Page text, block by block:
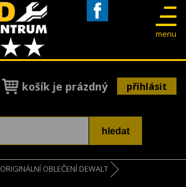
menu
košík je prázdný přihlásit
ORIGINÁLNÍ OBLEČENÍ DEWALT